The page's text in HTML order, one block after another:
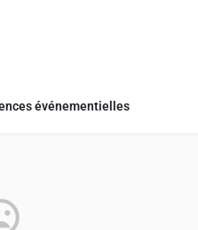
événementielles